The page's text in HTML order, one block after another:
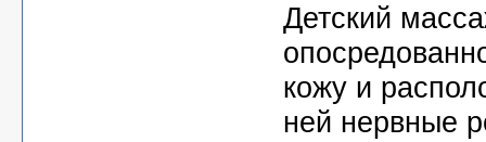
Детский
кожу и
ней нервные